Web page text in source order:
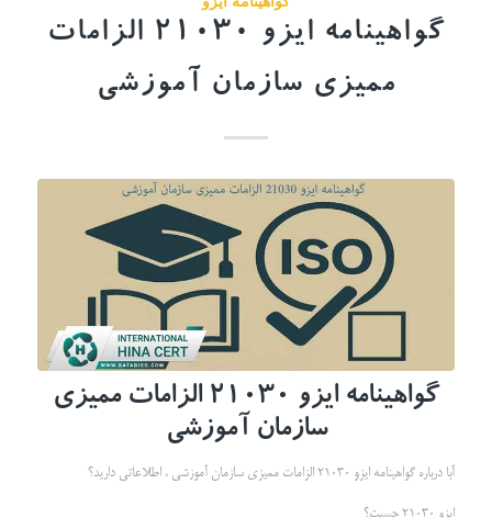
گواهینامه ایزو 21030 الزامات
ممیزی سازمان آموزشی
گواهینامه ایزو 21030 الزامات ممیزی
سازمان آموزشی
آبا درباره گواهینامه ایزو 21030 الزامات ممیزی سازمان آموزشی ، اطلاعاتی دارید؟
ایزو 21030 چیست؟